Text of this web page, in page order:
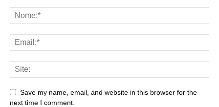
Save my name, email, and website in this browser for the
next time I comment.